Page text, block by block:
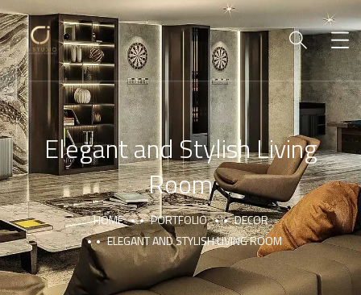
Elegant and Stylish Living
Room
HOME PORTFOLIO
DECOR
ELEGANT AND STYLISH LIVING ROOM